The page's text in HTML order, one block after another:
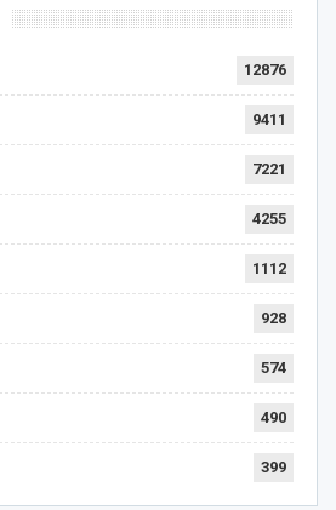
12876
9411
7221
4255
1112
928
574
490
399